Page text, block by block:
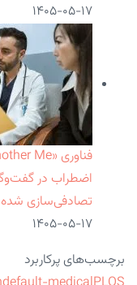
۱۴۰۵-۰۵-۱۷
اضطراب در
تصادفی‌سازی شده
۱۴۰۵-۰۵-۱۷
برچسب‌های پرکاربرد